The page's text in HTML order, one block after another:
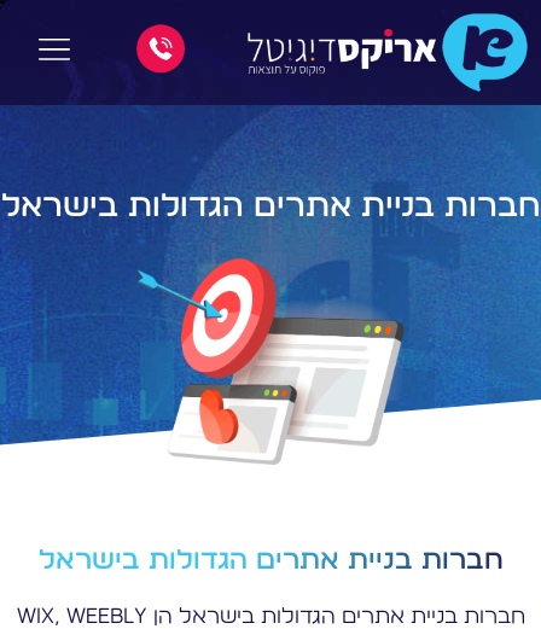
חברות בניית אתרים הגדולות בישראל
חברות בניית אתרים הגדולות בישראל
חברות בניית אתרים הגדולות בישראל הן Wix, Weebly